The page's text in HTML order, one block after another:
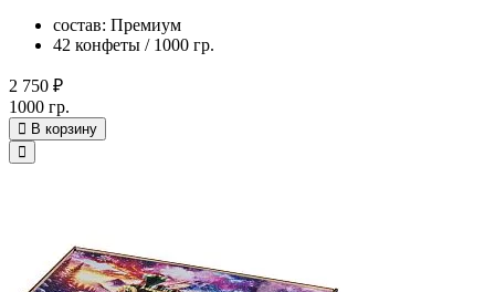
состав: Премиум
42 конфеты / 1000 гр.
2 750 ₽
1000 гр.
В корзину